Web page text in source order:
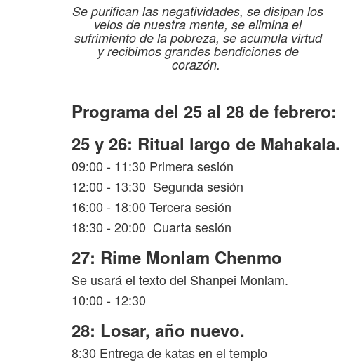
Se purifican las negatividades, se disipan los
velos de nuestra mente, se elimina el
sufrimiento de la pobreza, se acumula virtud
y recibimos grandes bendiciones de
corazón.
Programa del 25 al 28 de febrero:
25 y 26: Ritual largo de Mahakala.
09:00 - 11:30 Primera sesión
12:00 - 13:30 Segunda sesión
16:00 - 18:00 Tercera sesión
18:30 - 20:00 Cuarta sesión
27: Rime Monlam Chenmo
Se usará el texto del Shanpei Monlam.
10:00 - 12:30
28: Losar, año nuevo.
8:30 Entrega de katas en el templo